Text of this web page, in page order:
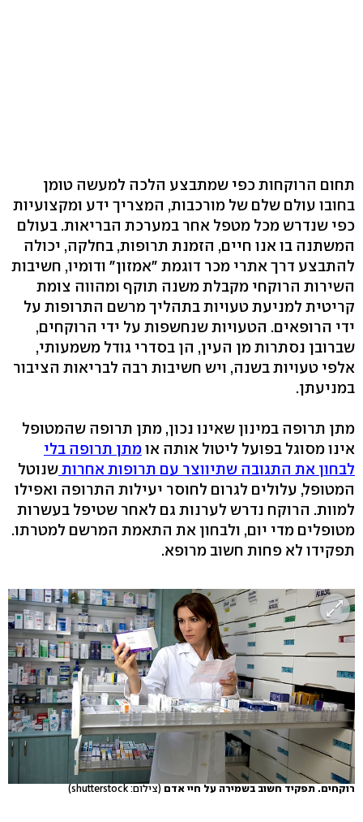
תחום הרוקחות כפי שמתבצע הלכה למעשה טומן
בחובו עולם שלם של מורכבות, המצריך ידע ומקצועיות
כפי שנדרש מכל מטפל אחר במערכת הבריאות. בעולם
המשתנה בו אנו חיים, הזמנת תרופות, בחלקה, יכולה
להתבצע דרך אתרי מכר דוגמת "אמזון" ודומיו, חשיבות
השירות הרוקחי מקבלת משנה תוקף ומהווה צומת
קריטית למניעת טעויות בתהליך מרשם התרופות על
ידי הרופאים. הטעויות שנחשפות על ידי הרוקחים,
שברובן נסתרות מן העין, הן בסדרי גודל משמעותי,
אלפי טעויות בשנה, ויש חשיבות רבה לבריאות הציבור
במניעתן.
מתן תרופה במינון שאינו נכון, מתן תרופה שהמטופל
אינו מסוגל בפועל ליטול אותה אומתן תרופה בלי
לבחון את התגובה שתיווצר עם תרופות אחרותשנוטל
המטופל, עלולים לגרום לחוסר יעילות התרופה ואפילו
למוות. הרוקח נדרש לערנות גם לאחר שטיפל בעשרות
מטופלים מדי יום, ולבחון את התאמת המרשם למטרתו.
תפקידו לא פחות חשוב מרופא.
רוקחים. תפקיד חשוב בשמירה על חיי אדם (צילום: shutterstock)